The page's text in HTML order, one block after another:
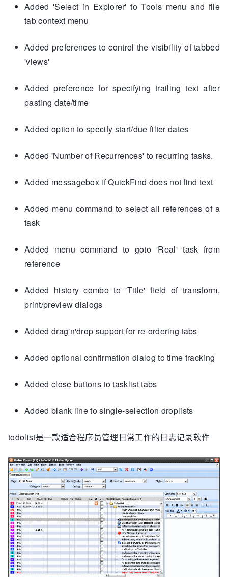
Added 'Select in Explorer' to Tools menu and file
tab context menu
Added preferences to control the visibility of tabbed
'views'
Added preference for specifying trailing text after
pasting date/time
Added option to specify start/due filter dates
Added 'Number of Recurrences' to recurring tasks.
Added messagebox if QuickFind does not find text
Added menu command to select all references of a
task
Added menu command to goto 'Real' task from
reference
Added history combo to 'Title' field of transform,
print/preview dialogs
Added drag'n'drop support for re-ordering tabs
Added optional confirmation dialog to time tracking
Added close buttons to tasklist tabs
Added blank line to single-selection droplists
todolist是一款适合程序员管理日常工作的日志记录软件